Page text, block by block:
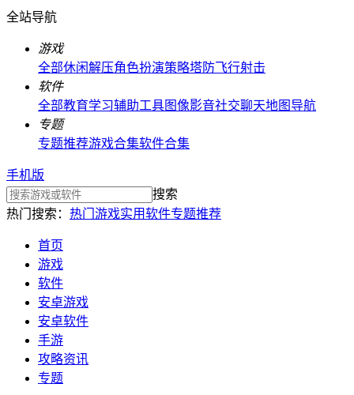
全站导航
游戏
全部休闲解压角色扮演策略塔防飞行射击
软件
全部教育学习辅助工具图像影音社交聊天地图导航
专题
专题推荐游戏合集软件合集
手机版
搜索
热门搜索： 热门游戏实用软件专题推荐
首页
游戏
软件
安卓游戏
安卓软件
手游
攻略资讯
专题